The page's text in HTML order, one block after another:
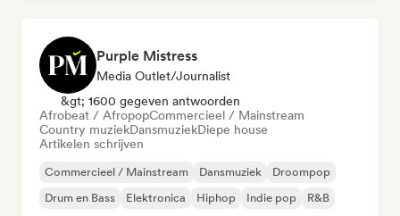
Purple Mistress
Media Outlet/Journalist
&gt; 1600 gegeven antwoorden
Afrobeat / AfropopCommercieel / Mainstream
Country muziekDansmuziekDiepe house
Artikelen schrijven
Commercieel / Mainstream Dansmuziek
Droompop
Drum en Bass
Elektronica Hiphop Indie pop R&B